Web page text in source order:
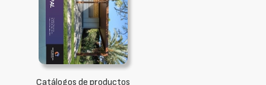
Catálogos de productos